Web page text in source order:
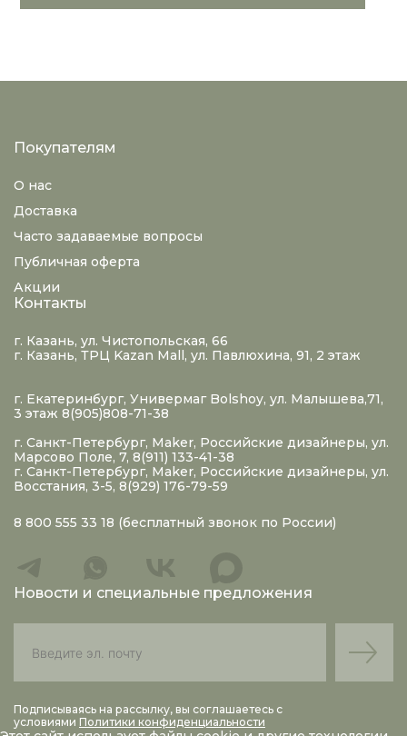
Идеальный выбор для тех, кто ценит комфорт и
Покупателям
О нас
Доставка
Часто задаваемые вопросы
Публичная оферта
Акции
Контакты
г. Казань, ул. Чистопольская, 66
г. Казань, ТРЦ Kazan Mall, ул. Павлюхина, 91, 2 этаж
г. Екатеринбург, Универмаг Bolshoy, ул. Малышева,71,
3 этаж 8(905)808-71-38
г. Санкт-Петербург, Maker, Российские дизайнеры, ул.
Марсово Поле, 7, 8(911) 133-41-38
г. Санкт-Петербург, Maker, Российские дизайнеры, ул.
Восстания, 3-5, 8(929) 176-79-59
8 800 555 33 18 (бесплатный звонок по России)
Новости и специальные предложения
Подписываясь на рассылку, вы соглашаетесь с
условиями Политики конфиденциальности